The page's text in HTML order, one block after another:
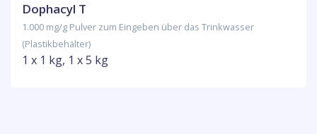
Dophacyl T
1.000 mg/g Pulver zum Eingeben über das Trinkwasser
(Plastikbehälter)
1 x 1 kg, 1 x 5 kg